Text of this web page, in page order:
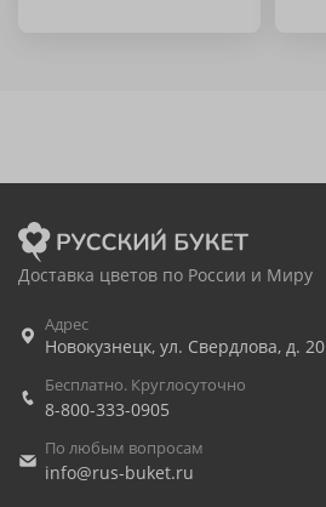
Доставка цветов по России и Миру
Адрес
Новокузнецк, ул. Свердлова, д. 20
Бесплатно. Круглосуточно
8-800-333-0905
По любым вопросам
info@rus-buket.ru